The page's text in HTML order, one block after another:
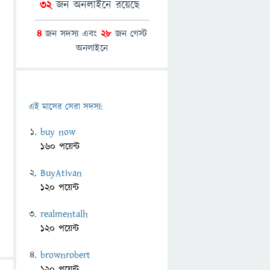
32জন অনলাইনে রয়েছে
4 জন সদস্য এবং 28 জন গেস্ট
অনলাইনে
এই মাসের সেরা সদস্য:
buy now
160 পয়েন্ট
BuyAtivan
120 পয়েন্ট
realmentalh
120 পয়েন্ট
brownrobert